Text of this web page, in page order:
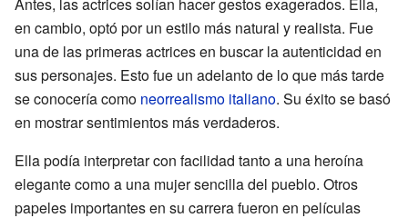
Antes, las actrices solían hacer gestos exagerados. Ella,
en cambio, optó por un estilo más natural y realista. Fue
una de las primeras actrices en buscar la autenticidad en
sus personajes. Esto fue un adelanto de lo que más tarde
se conocería como neorrealismo italiano. Su éxito se basó
en mostrar sentimientos más verdaderos.
Ella podía interpretar con facilidad tanto a una heroína
elegante como a una mujer sencilla del pueblo. Otros
papeles importantes en su carrera fueron en películas